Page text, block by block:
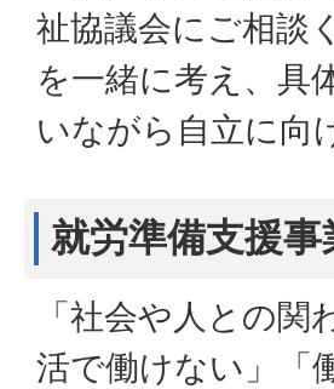
祉協議会にご相談
を一緒に考え、具
いながら自立に向
就労準備支援事
「社会や人との
活で働けない」「